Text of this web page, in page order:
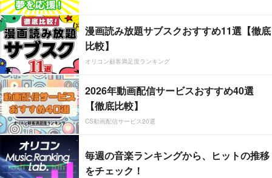
漫画読み放題サブスクおすすめ11選【徹底
比較】
オリコン顧客満足度ランキング
2026年動画配信サービスおすすめ40選
【徹底比較】
CS動画配信サービス20選
毎週の音楽ランキングから、ヒットの推移
をチェック！